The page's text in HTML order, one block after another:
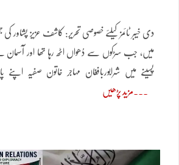
دی خیبر ٹائمز کیلئے خصوصی تحریر: کاشف عزیز پشاور
میں، جب سڑکوں سے دُھواں اٹھ رہا تھا اور
پسینے میں شرابوربافغان مہاجر خاتون صفیہ اپنے
مزید پڑھیں